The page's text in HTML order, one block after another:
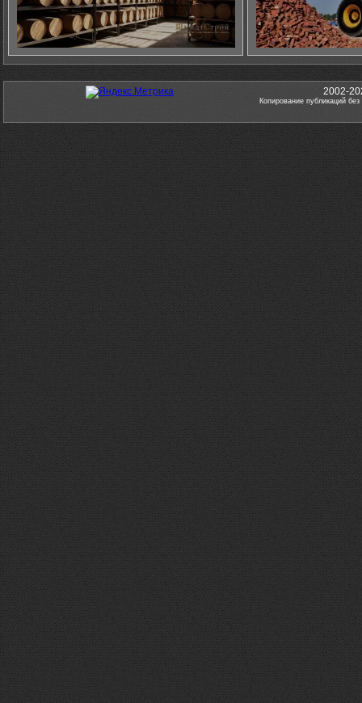
2002-
Копирование публикаций